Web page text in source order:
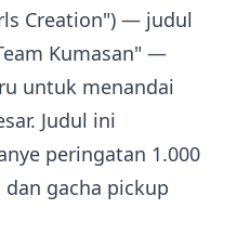
Creation") — judul
Kumasan" —
untuk menandai
Judul ini
peringatan 1.000
gacha pickup